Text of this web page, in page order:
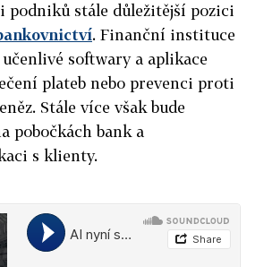
podniků stále důležitější pozici
. Finanční instituce
softwary a aplikace
plateb nebo prevenci proti
Stále více však bude
pobočkách bank a
s klienty.